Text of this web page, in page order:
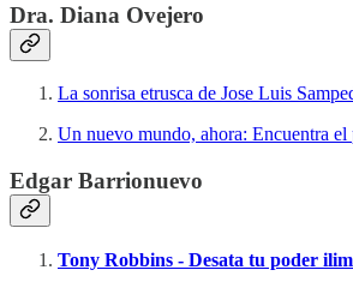
Dra. Diana Ovejero
La sonrisa etrusca de Jose Luis
Un nuevo mundo, ahora: Encuentra
Edgar Barrionuevo
Tony Robbins - Desata tu poder